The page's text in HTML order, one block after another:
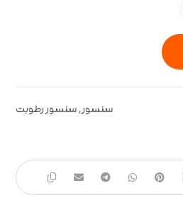
سنسور,سنسور رطوبت